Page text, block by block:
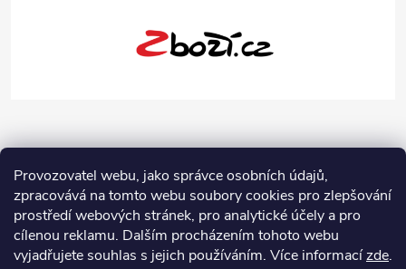
Provozovatel webu, jako správce osobních údajů,
zpracovává na tomto webu soubory cookies pro zlepšování
prostředí webových stránek, pro analytické účely a pro
cílenou reklamu. Dalším procházením tohoto webu
vyjadřujete souhlas s jejich používáním. Více informacízde.